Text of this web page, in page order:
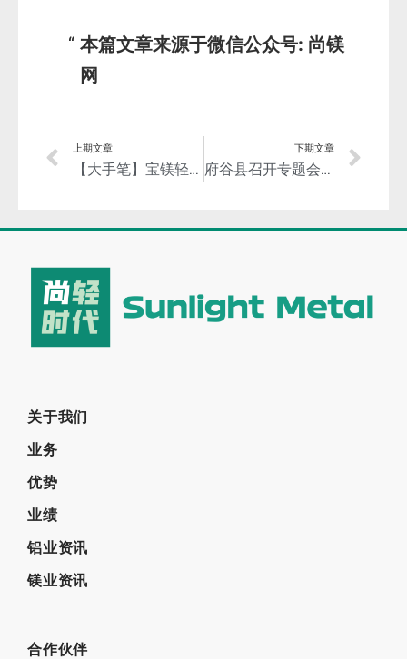
本篇文章来源于微信公众号: 尚镁
网
上期文章
【大手笔】宝镁轻合金竞得池州13.2亿吨冶镁用白云岩矿采矿权！
下期文章
府谷县召开专题会议研究部署中央环保督察组通报典型案例问题整改工作
关于我们
业务
优势
业绩
铝业资讯
镁业资讯
合作伙伴